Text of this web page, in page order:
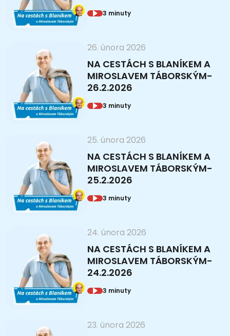
3 minuty
26. února 2026
NA CESTÁCH S BLANÍKEM A
MIROSLAVEM TÁBORSKÝM-
26.2.2026
3 minuty
25. února 2026
NA CESTÁCH S BLANÍKEM A
MIROSLAVEM TÁBORSKÝM-
25.2.2026
3 minuty
24. února 2026
NA CESTÁCH S BLANÍKEM A
MIROSLAVEM TÁBORSKÝM-
24.2.2026
3 minuty
23. února 2026